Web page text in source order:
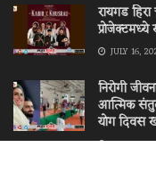
रायगड
प्रोजेक्टमध्ये
JULY 16,
निरोगी
आत्मिक
योग दिवस
JUNE 25,